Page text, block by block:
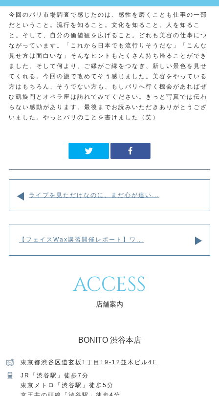
今回のパリ市場調査で感じたのは、感性を磨くことも仕事の一部
だということ。流行を知ること。文化を知ること。人を知るこ
と。そして、自分の価値観を広げること。どれも美容の仕事につ
ながっています。「これから日本でも流行りそうだな」「こんな
見せ方は面白いな」そんなヒントもたくさん持ち帰ることができ
ました。そして何より、ご縁がご縁をつなぎ、新しい景色を見せ
てくれる。今回の旅で改めてそう感じました。美容をやっている
方はもちろん、そうでない方も、もしパリへ行く機会があればぜ
ひ凱旋門とオペラ座は訪れてみてください。きっと写真では伝わ
らない感動があります。最後までお読みいただきありがとうござ
いました。やっとパリのことを書けました（笑）
ライブを見ただけなのに、まだ心が追い...
【フェイスWax講習開催レポート】ワ...
ACCESS
店舗案内
BONITO 渋谷本店
東京都渋谷区道玄坂1丁目19-12並木ビル4F
JR「渋谷駅」徒歩7分
東京メトロ「渋谷駅」徒歩5分